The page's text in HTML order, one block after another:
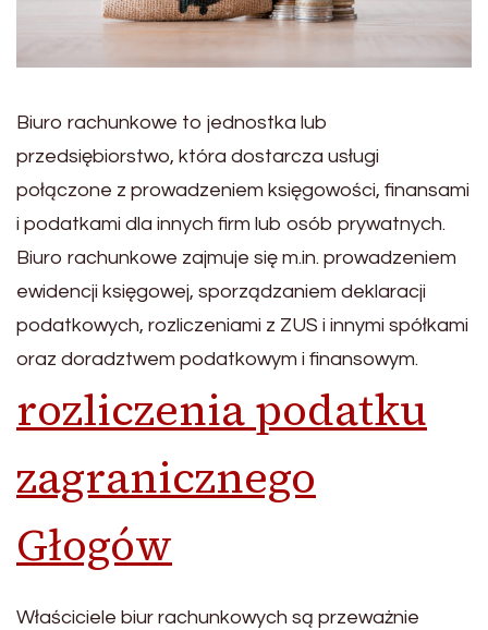
Biuro rachunkowe to jednostka lub
przedsiębiorstwo, która dostarcza usługi
połączone z prowadzeniem księgowości, finansami
i podatkami dla innych firm lub osób prywatnych.
Biuro rachunkowe zajmuje się m.in. prowadzeniem
ewidencji księgowej, sporządzaniem deklaracji
podatkowych, rozliczeniami z ZUS i innymi spółkami
oraz doradztwem podatkowym i finansowym.
rozliczenia podatku
zagranicznego
Głogów
Właściciele biur rachunkowych są przeważnie